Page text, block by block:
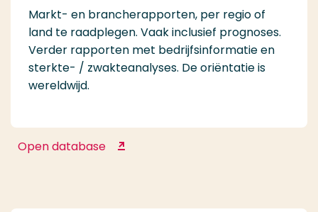
Markt- en brancherapporten, per regio of
land te raadplegen. Vaak inclusief prognoses.
Verder rapporten met bedrijfsinformatie en
sterkte- / zwakteanalyses. De oriëntatie is
wereldwijd.
Open database Marketline Advantage